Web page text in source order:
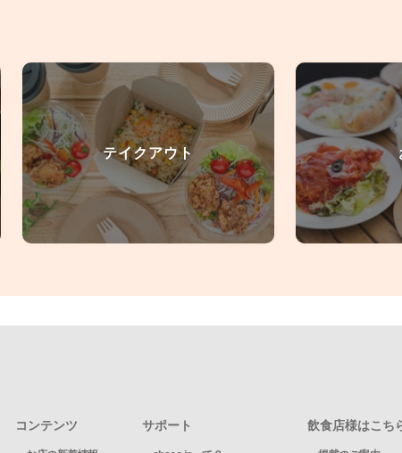
テイクアウト
コンテンツ サポート 飲食店様はこち